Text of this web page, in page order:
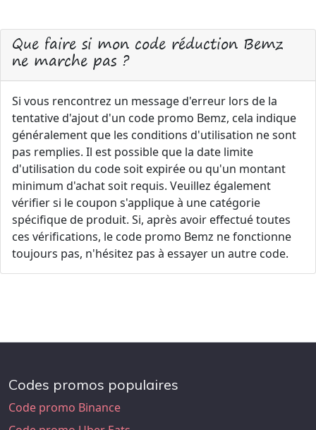
Que faire si mon code réduction Bemz
ne marche pas ?
Si vous rencontrez un message d'erreur lors de la
tentative d'ajout d'un code promo Bemz, cela indique
généralement que les conditions d'utilisation ne sont
pas remplies. Il est possible que la date limite
d'utilisation du code soit expirée ou qu'un montant
minimum d'achat soit requis. Veuillez également
vérifier si le coupon s'applique à une catégorie
spécifique de produit. Si, après avoir effectué toutes
ces vérifications, le code promo Bemz ne fonctionne
toujours pas, n'hésitez pas à essayer un autre code.
Codes promos populaires
Code promo Binance